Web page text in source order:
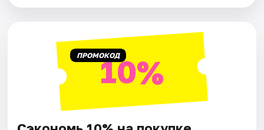
ПРОМОКОД10%